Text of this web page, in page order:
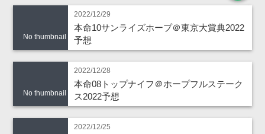
No thumbnail
2022/12/29
本命10サンライズホープ＠東京大賞典2022
予想
No thumbnail
2022/12/28
本命08トップナイフ＠ホープフルステーク
ス2022予想
2022/12/25